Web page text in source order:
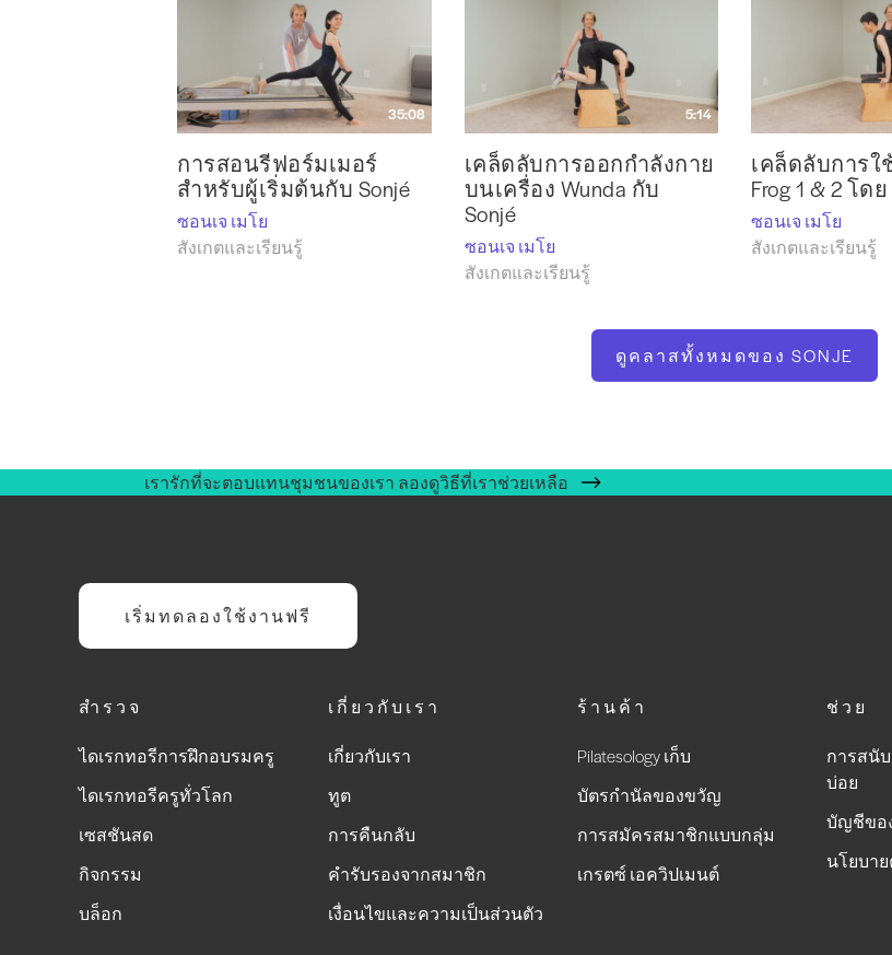
35:08
การสอนรีฟอร์มเมอร์
สำหรับผู้เริ่มต้นกับ Sonjé
ซอนเจ เมโย
สังเกตและเรียนรู้
5:14
เคล็ดลับการออกกำลังกาย
บนเครื่อง Wunda กับ
Sonjé
ซอนเจ เมโย
สังเกตและเรียนรู้
เคล็ดลับการใ
Frog 1 & 2 โด
ซอนเจ เมโย
สังเกตและเรียนรู้
ดูคลาสทั้งหมดของ SONJE
เรารักที่จะตอบแทนชุมชนของเรา ลองดูวิธีที่เราช่วยเหลือ
เริ่มทดลองใช้งานฟรี
สำรวจ
ไดเรกทอรีการฝึกอบรมครู
ไดเรกทอรีครูทั่วโลก
เซสชันสด
กิจกรรม
บล็อก
เกี่ยวกับเรา
เกี่ยวกับเรา
ทูต
การคืนกลับ
คำรับรองจากสมาชิก
เงื่อนไขและความเป็นส่วนตัว
ร้านค้า
Pilatesology เก็บ
บัตรกำนัลของขวัญ
การสมัครสมาชิกแบบกลุ่ม
เกรตซ์ เอควิปเมนต์
ช่วย
การสนั
บ่อย
บัญชีขอ
นโยบา